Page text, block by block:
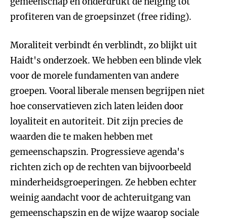
profiteren van de groepsinzet (free riding).
Moraliteit verbindt én verblindt, zo blijkt uit
Haidt's onderzoek. We hebben een blinde vlek
voor de morele fundamenten van andere
groepen. Vooral liberale mensen begrijpen niet
hoe conservatieven zich laten leiden door
loyaliteit en autoriteit. Dit zijn precies de
waarden die te maken hebben met
gemeenschapszin. Progressieve agenda's
richten zich op de rechten van bijvoorbeeld
minderheidsgroeperingen. Ze hebben echter
weinig aandacht voor de achteruitgang van
gemeenschapszin en de wijze waarop sociale